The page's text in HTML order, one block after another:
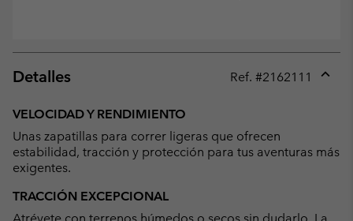
Detalles Ref. #2162111
VELOCIDAD Y RENDIMIENTO
Unas zapatillas para correr ligeras que ofrecen
estabilidad, tracción y protección para tus aventuras más
exigentes.
TRACCIÓN EXCEPCIONAL